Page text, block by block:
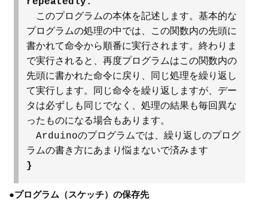
このプログラムの本体を記述します。基本的な
プログラムの処理の中では、この関数内の先頭に
書かれて命令から順番に実行されます。終わりま
で実行されると、再度プログラムはこの関数内の
先頭に書かれた命令に戻り、同じ処理を繰り返し
て実行します。同じ命令を繰り返しますが、デー
タは必ずしも同じでなく、処理の結果も毎回異な
ったものになる場合もあります。
Arduinoのプログラムでは、繰り返しのプログ
ラムの書き方にあまり悩まないで済みます
}
●プログラム（スケッチ）の保存先